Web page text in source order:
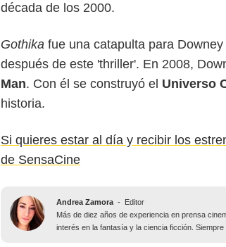
década de los 2000.
Gothika fue una catapulta para
después de este 'thriller'. En 2008,
Man. Con él se construyó el Universo
historia.
Si quieres estar al día y recibir los
de SensaCine
Andrea Zamora -
Editor
Más de diez años de experiencia en prensa
interés en la fantasía y la ciencia ficción.